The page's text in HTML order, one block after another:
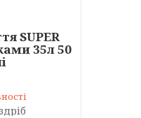
SUPER
35л 50